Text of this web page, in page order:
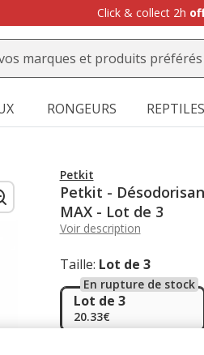
Click & collect 2h
RONGEURS REPTILES
Petkit
Petkit -
MAX - Lot de 3
Voir description
Taille: Lot de 3
Lot de 3
En rupture de stock
20.33€